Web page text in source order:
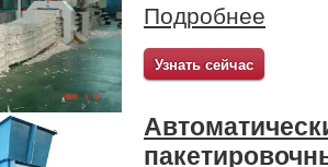
Подробнее
Узнать сейчас